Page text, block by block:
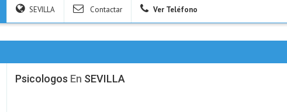
SEVILLA Contactar Ver Teléfono
Psicologos En SEVILLA